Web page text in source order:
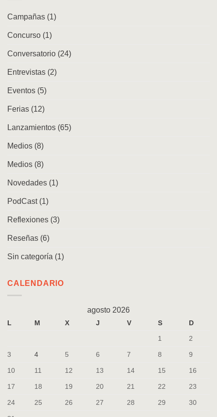
Campañas (1)
Concurso (1)
Conversatorio (24)
Entrevistas (2)
Eventos (5)
Ferias (12)
Lanzamientos (65)
Medios (8)
Medios (8)
Novedades (1)
PodCast(1)
Reflexiones (3)
Reseñas (6)
Sin categoría (1)
CALENDARIO
agosto 2026
L M X J V S
D
1
2
3 4 5 6 7 8 9
10 11 12 13 14 15 16
17 18 19 20 21 22 23
24 25 26 27 28 29 30